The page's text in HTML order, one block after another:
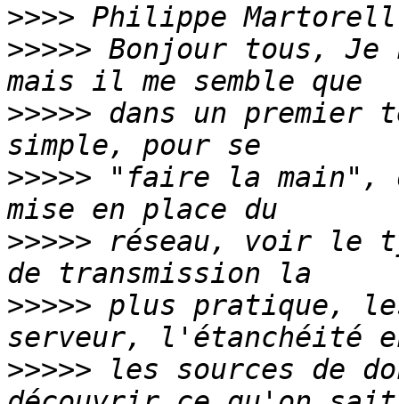
>>>>
>>>>> Bonjour tous, Je
>>>>> dans un
>>>>> "faire la main",
>>>>> réseau, voir le
>>>>> plus pratique,
>>>>> les sources de